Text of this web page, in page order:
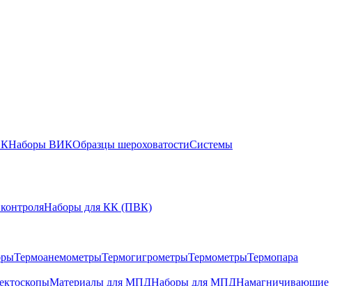
Наборы ВИКОбразцы шероховатостиСистемы
Наборы для КК (ПВК)
ТермоанемометрыТермогигрометрыТермометрыТермопара
Материалы для МПДНаборы для МПДНамагничивающие